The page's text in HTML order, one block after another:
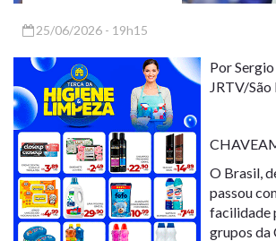
25/06/2026 - 19h15
Por
JRTV/
O Brasil,
passou
facilidade
grupos da